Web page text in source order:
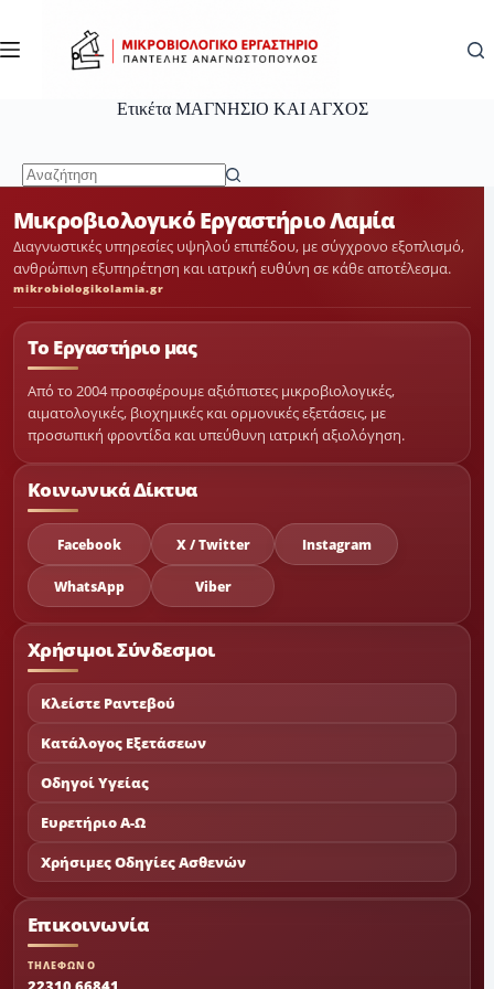
περιεχόμενο
ΕτικέταΜΑΓΝΗΣΙΟ ΚΑΙ ΑΓΧΟΣ
results
Μικροβιολογικό Εργαστήριο Λαμία
Διαγνωστικές υπηρεσίες υψηλού επιπέδου, με σύγχρονο εξοπλισμό,
ανθρώπινη εξυπηρέτηση και ιατρική ευθύνη σε κάθε αποτέλεσμα.
mikrobiologikolamia.gr
Το Εργαστήριο μας
Από το 2004 προσφέρουμε αξιόπιστες μικροβιολογικές,
αιματολογικές, βιοχημικές και ορμονικές εξετάσεις, με
προσωπική φροντίδα και υπεύθυνη ιατρική αξιολόγηση.
Κοινωνικά Δίκτυα
Facebook X / Twitter Instagram
WhatsApp Viber
Χρήσιμοι Σύνδεσμοι
Κλείστε Ραντεβού
Κατάλογος Εξετάσεων
Οδηγοί Υγείας
Ευρετήριο Α-Ω
Χρήσιμες Οδηγίες Ασθενών
Επικοινωνία
ΤΗΛΕΦΩΝΟ